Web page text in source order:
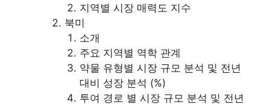
지역별 시장 매력도 지수
북미
소개
주요 지역별 역학 관계
약물 유형별 시장 규모 분석 및 전년
대비 성장 분석 (%)
투여 경로 별 시장 규모 분석 및 전년